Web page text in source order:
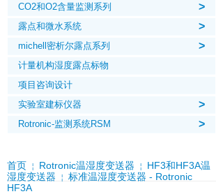
CO2和O2含量监测系列 >
露点和微水系统 >
michell密析尔露点系列 >
计量机构湿度露点标物
项目咨询设计
实验室建标仪器
>
Rotronic-监测系统RSM >
首页 ￤ Rotronic温湿度变送器 ￤
HF3和HF3A温
湿度变送器
￤ 标准温湿度变送器 - Rotronic
HF3A